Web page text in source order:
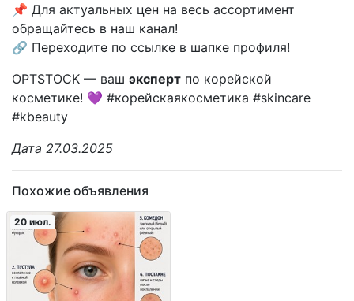
📌 Для актуальных цен на весь ассортимент
обращайтесь в наш канал!
🔗 Переходите по ссылке в шапке профиля!
OPTSTOCK — ваш эксперт по корейской
косметике! 💜 #корейскаякосметика #skincare
#kbeauty
Дата 27.03.2025
Похожие объявления
20 июл.